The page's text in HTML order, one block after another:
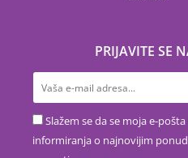
PRIJAVITE SE
Slažem se da se moja e-
informiranja o najnovijim